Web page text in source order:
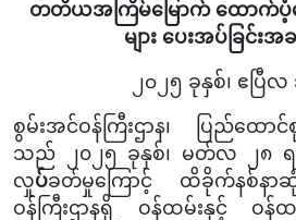
တတိယအကြိမ်မြောက် ထောက်ပံ့ကြ
များ ပေးအပ်ခြင်းအ
၂၀၂၅ ခုနှစ်၊ ဧပြီလ
စွမ်းအင်ဝန်ကြီးဌာန၊ ပြည်ထော
သည်
၂၀၂၅ ခုနှစ်၊ မတ်လ ၂၈
လှုပ်ခတ်မှုကြောင့် ထိခိုက်နစ်နာ
ဝန်ကြီးဌာနရှိ ဝန်ထမ်းနှင့် ဝန်ထ